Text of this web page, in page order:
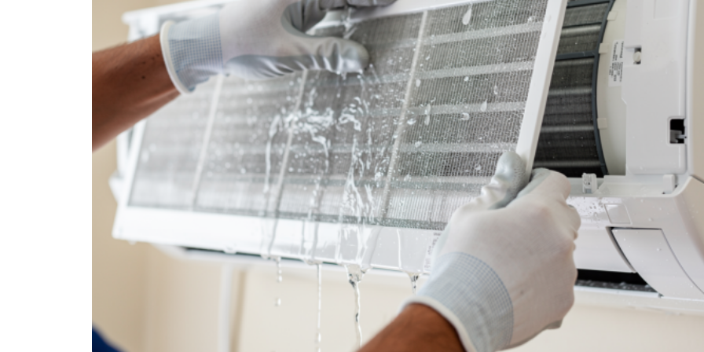
țara producătorului, brand,
colecție și categoria produsului.
Gresie porțelanată – de la 350–
800+ lei/m² Laminat – de la 180–
450+ lei/m² Materiale pentru
lucrări brute – de la 1 500–2 500
lei/m² de apartament Uși
interioare – de la 2 500–7 000+
lei/set Tavan extensibil – de la
120–200 lei/m² Calitatea noastră
– confortul dumneavoastră!
Realizăm interiorul cât mai
aproape posibil de proiectul de
design, cu atenție la fiecare
detaliu. Contactați-ne pentru o
consultație gratuită și un deviz
fără obligații: 069 376 542 +373
Telegram Disponibili zilnic pentru
Soluții pentru orice buget